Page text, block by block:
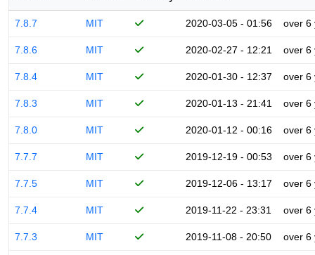
7.8.7 MIT 2020-03-05 - 01:56 over 6
7.8.6 MIT 2020-02-27 - 12:21 over 6
7.8.4 MIT 2020-01-30 - 12:37 over 6
7.8.3 MIT 2020-01-13 - 21:41 over 6
7.8.0 MIT 2020-01-12 - 00:16 over 6
7.7.7 MIT 2019-12-19 - 00:53 over 6
7.7.5 MIT 2019-12-06 - 13:17 over 6
7.7.4 MIT 2019-11-22 - 23:31 over 6
7.7.3 MIT 2019-11-08 - 20:50 over 6